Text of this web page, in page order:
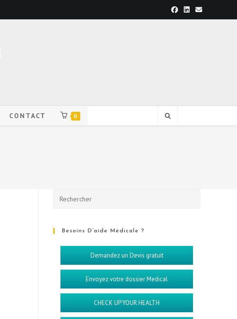
CONTACT 0
Besoins D’aide Médicale ?
Demandez un Devis gratuit
Envoyez votre dossier Medical
CHECK UP YOUR HEALTH